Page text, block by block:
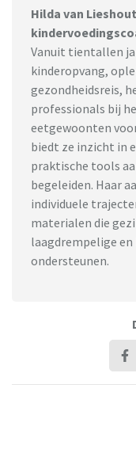
Hilda van
Vanuit tientallen
kinderopvang,
gezondheidsreis,
professionals bij
eetgewoonten
biedt ze inzicht in
praktische tools
begeleiden. Haar
individuele
materialen die
laagdrempelige
ondersteunen.